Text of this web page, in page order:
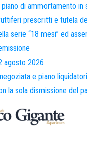
di ammortamento in
prescritti e tutela
serie “18 mesi” ed
agosto 2026
e piano
la sola dismissione del